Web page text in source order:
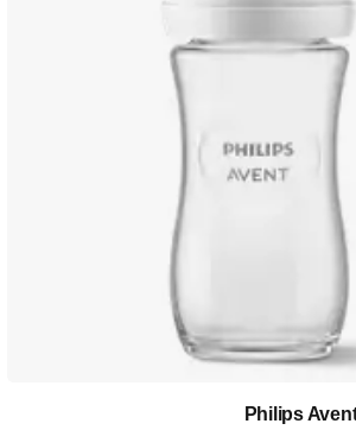
Philips